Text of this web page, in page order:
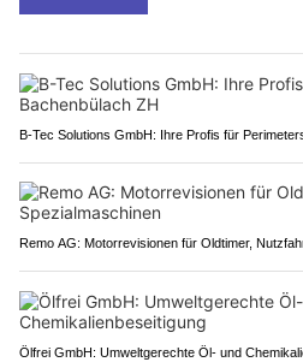
B-Tec Solutions GmbH: Ihre Profis für
Remo AG: Motorrevisionen für Oldtimer,
Ölfrei GmbH: Umweltgerechte Öl- und